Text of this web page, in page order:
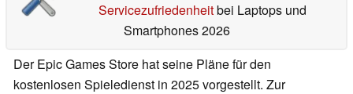
Servicezufriedenheitbei Laptops und
Smartphones 2026
Der Epic Games Store hat seine Pläne für den
kostenlosen Spieledienst in 2025 vorgestellt. Zur